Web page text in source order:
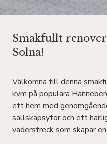
Smakfullt
Solna!
Välkomna till denna
kvm på populära
ett hem med
sällskapsytor och ett
väderstreck som skapar